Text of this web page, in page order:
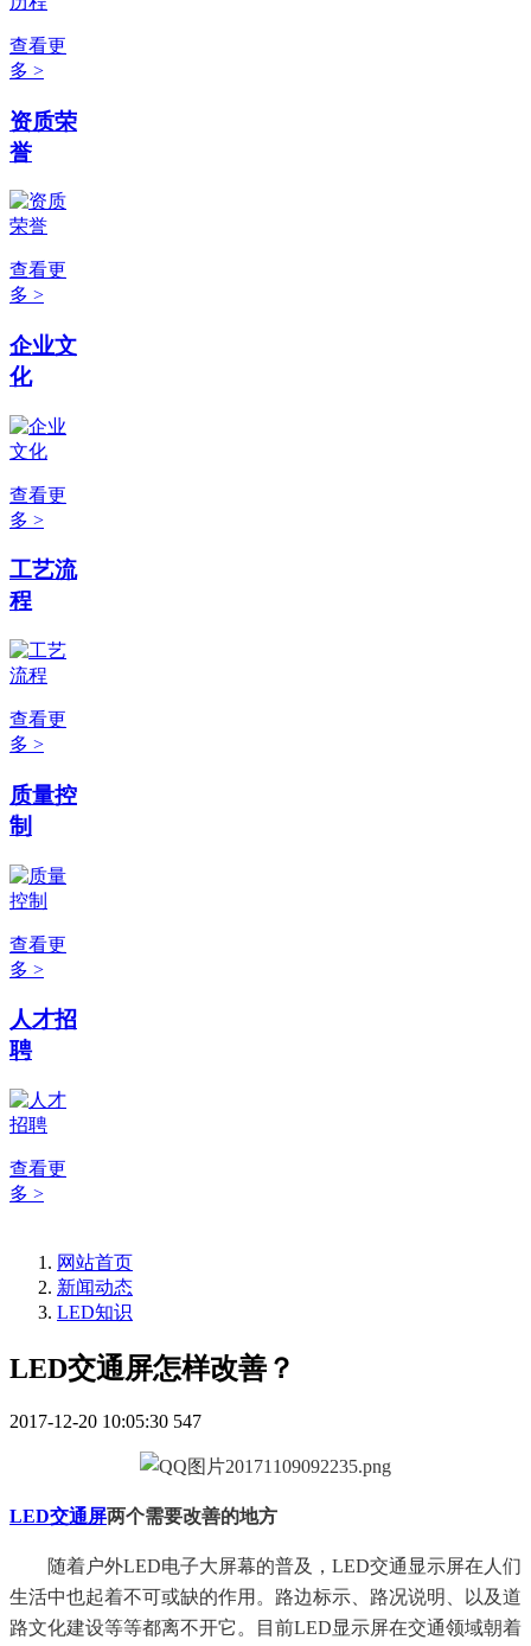
查看更
多 >
资质荣
誉
查看更
多 >
企业文
化
查看更
多 >
工艺流
程
查看更
多 >
质量控
制
查看更
多 >
人才招
聘
查看更
多 >
网站首页
新闻动态
LED知识
LED交通屏怎样改善？
2017-12-20 10:05:30 547
LED交通屏两个需要改善的地方
随着户外LED电子大屏幕的普及，LED交通显示屏在人们
生活中也起着不可或缺的作用。路边标示、路况说明、以及道
路文化建设等等都离不开它。目前LED显示屏在交通领域朝着